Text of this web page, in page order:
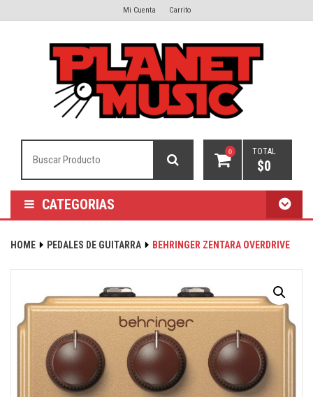
Mi Cuenta Carrito
0 TOTAL
$0
CATEGORIAS
HOME PEDALES DE GUITARRA BEHRINGER ZENTARA OVERDRIVE